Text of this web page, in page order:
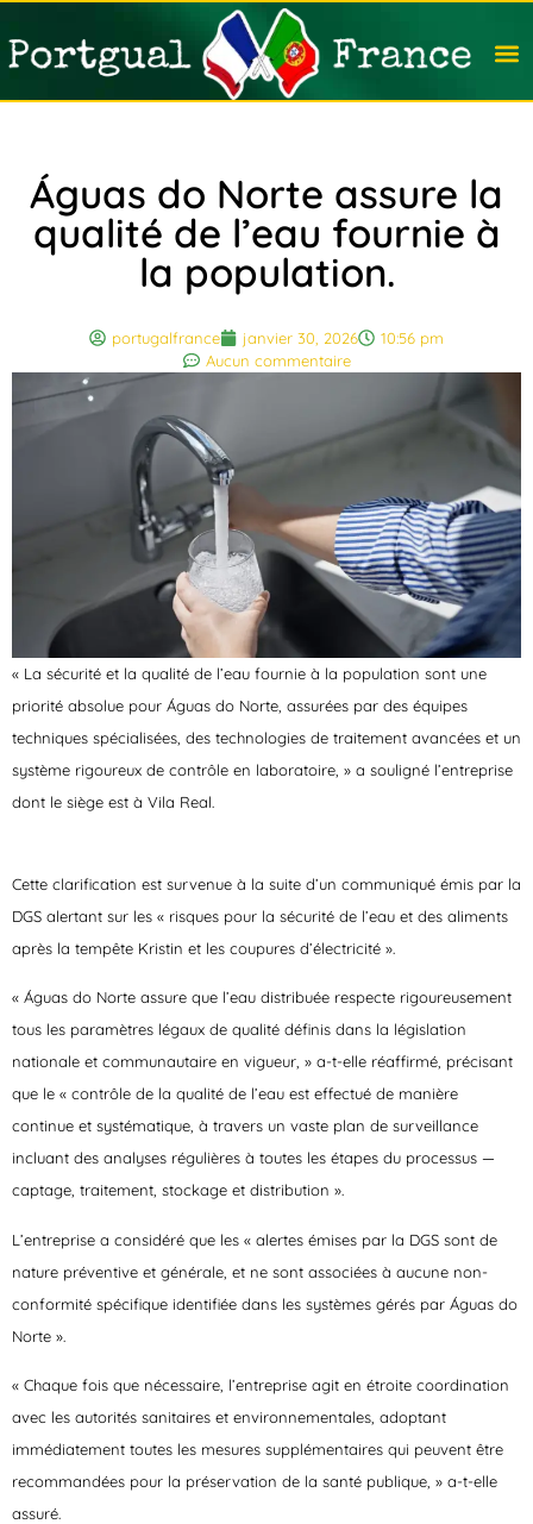
Águas do Norte assure la
qualité de l’eau fournie à
la population.
portugalfrance janvier 30, 2026
10:56 pm
Aucun commentaire
« La sécurité et la qualité de l’eau fournie à la population sont une
priorité absolue pour Águas do Norte, assurées par des équipes
techniques spécialisées, des technologies de traitement avancées et un
système rigoureux de contrôle en laboratoire, » a souligné l’entreprise
dont le siège est à Vila Real.
Cette clarification est survenue à la suite d’un communiqué émis par la
DGS alertant sur les « risques pour la sécurité de l’eau et des aliments
après la tempête Kristin et les coupures d’électricité ».
« Águas do Norte assure que l’eau distribuée respecte rigoureusement
tous les paramètres légaux de qualité définis dans la législation
nationale et communautaire en vigueur, » a-t-elle réaffirmé, précisant
que le « contrôle de la qualité de l’eau est effectué de manière
continue et systématique, à travers un vaste plan de surveillance
incluant des analyses régulières à toutes les étapes du processus —
captage, traitement, stockage et distribution ».
L’entreprise a considéré que les « alertes émises par la DGS sont de
nature préventive et générale, et ne sont associées à aucune non-
conformité spécifique identifiée dans les systèmes gérés par Águas do
Norte ».
« Chaque fois que nécessaire, l’entreprise agit en étroite coordination
avec les autorités sanitaires et environnementales, adoptant
immédiatement toutes les mesures supplémentaires qui peuvent être
recommandées pour la préservation de la santé publique, » a-t-elle
assuré.